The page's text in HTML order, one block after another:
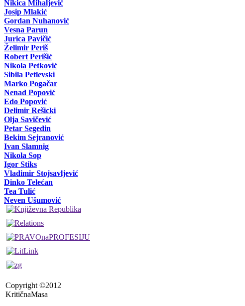
Nikica Mihaljević
Josip Mlakić
Gordan Nuhanović
Vesna Parun
Jurica Pavičić
Želimir Periš
Robert Perišić
Nikola Petković
Sibila Petlevski
Marko Pogačar
Nenad Popović
Edo Popović
Delimir Rešicki
Olja Savičević
Petar Segedin
Bekim Sejranović
Ivan Slamnig
Nikola Sop
Igor Stiks
Vladimir Stojsavljević
Dinko Telećan
Tea Tulić
Neven Ušumović
Copyright ©2012
KritičnaMasa